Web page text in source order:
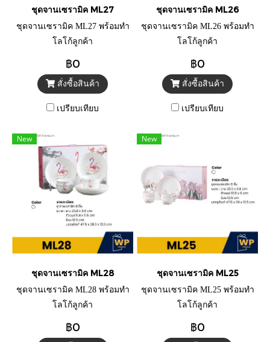
ชุดจานเซรามิค ML27
ชุดจานเซรามิค ML27 พร้อมทำ
โลโก้ลูกค้า
฿0
สั่งซื้อสินค้า
เปรียบเทียบ
ชุดจานเซรามิค ML26
ชุดจานเซรามิค ML26 พร้อมทำ
โลโก้ลูกค้า
฿0
สั่งซื้อสินค้า
เปรียบเทียบ
New
ชุดจานเซรามิค ML28
ชุดจานเซรามิค ML28 พร้อมทำ
โลโก้ลูกค้า
฿0
New
ชุดจานเซรามิค ML25
ชุดจานเซรามิค ML25 พร้อมทำ
โลโก้ลูกค้า
฿0